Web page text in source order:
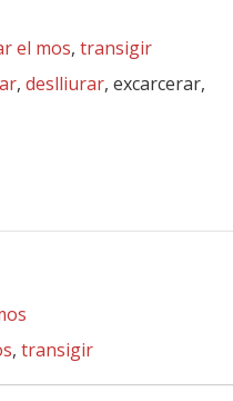
el mos, transigir
, deslliurar, excarcerar,
, transigir